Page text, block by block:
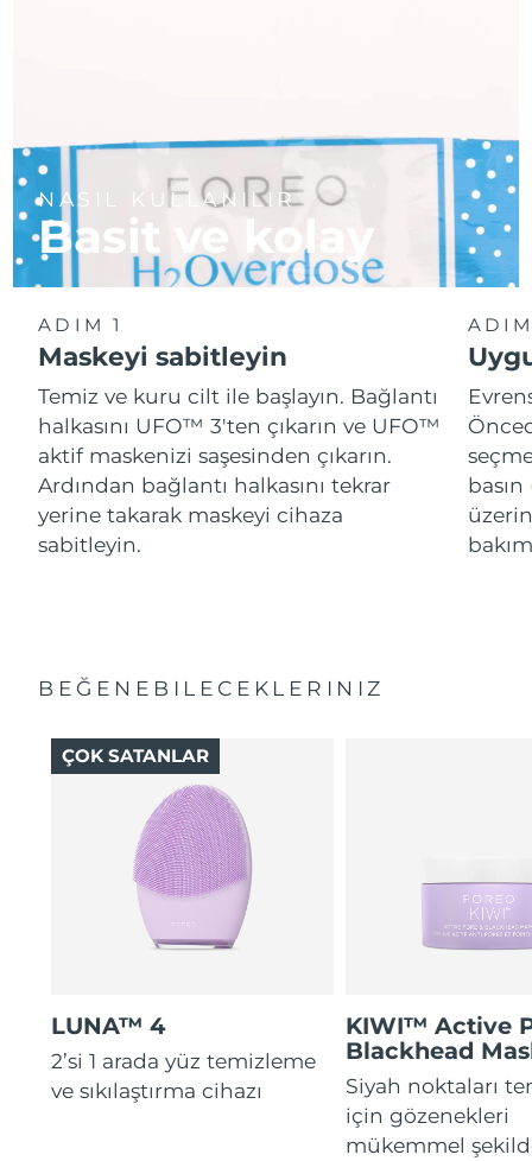
NASIL KULLANILIR
Basit ve kolay
ADIM 1
Maskeyi sabitleyin
Temiz ve kuru cilt ile başlayın. Bağlantı
halkasını UFO™ 3'ten çıkarın ve UFO™
aktif maskenizi saşesinden çıkarın.
Ardından bağlantı halkasını tekrar
yerine takarak maskeyi cihaza
sabitleyin.
BEĞENEBILECEKLERINIZ
LUNA™ 4
2’si 1 arada yüz temizleme
ve sıkılaştırma cihazı
ÇOK SATANLAR
KIWI™ Active
Blackhead
Siyah noktaları
için gözenekleri
mükemmel